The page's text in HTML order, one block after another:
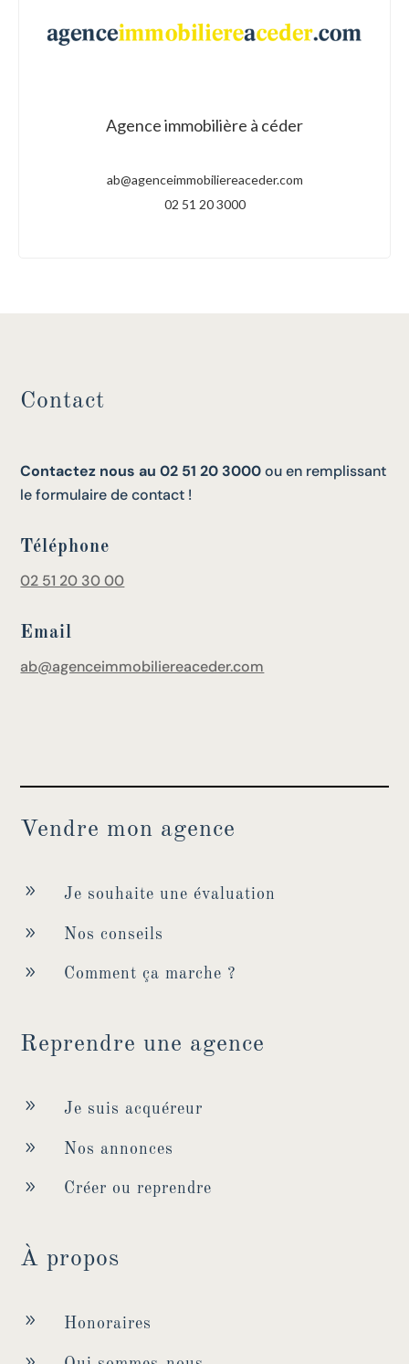
Agence immobilière à céder
ab@agenceimmobiliereaceder.com
02 51 20 3000
Contact
Contactez nous au 02 51 20 3000ou en remplissant
le formulaire de contact !
Téléphone
02 51 20 30 00
Email
ab@agenceimmobiliereaceder.com
Vendre mon agence
9 Je souhaite une évaluation
9 Nos conseils
9 Comment ça marche ?
Reprendre une agence
9 Je suis acquéreur
9 Nos annonces
9 Créer ou reprendre
À propos
9 Honoraires